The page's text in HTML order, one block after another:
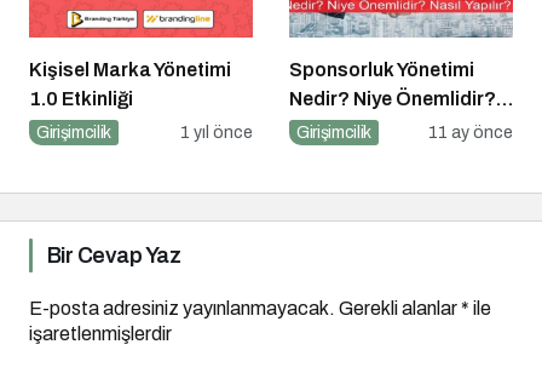
Kişisel Marka Yönetimi
1.0 Etkinliği
Girişimcilik 1 yıl önce
Sponsorluk Yönetimi
Nedir? Niye Önemlidir?
Nasıl Yapılır?
Girişimcilik 11 ay önce
Bir Cevap Yaz
E-posta adresiniz yayınlanmayacak. Gerekli alanlar* ile
işaretlenmişlerdir